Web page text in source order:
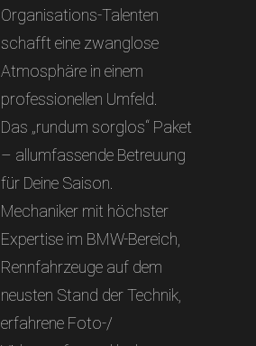
Organisations-Talenten
schafft eine zwanglose
Atmosphäre in einem
professionellen Umfeld.
Das „rundum sorglos“ Paket
– allumfassende Betreuung
für Deine Saison.
Mechaniker mit höchster
Expertise im BMW-Bereich,
Rennfahrzeuge auf dem
neusten Stand der Technik,
erfahrene Foto-/